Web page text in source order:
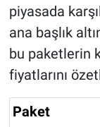
piyasada
ana başlık
bu paketlerin
fiyatlarını
Paket